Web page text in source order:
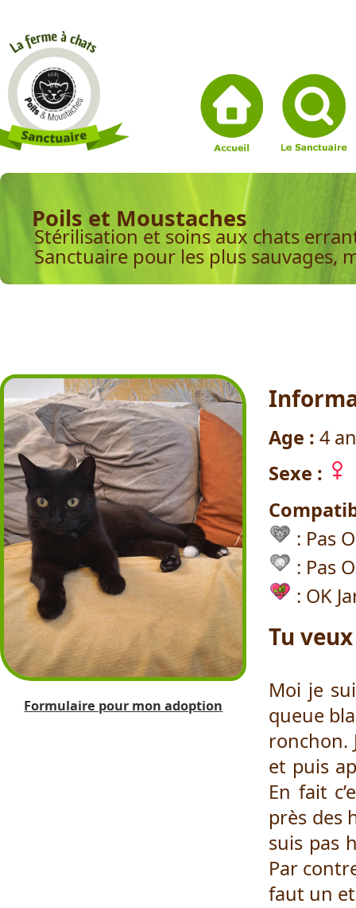
Poils et Moustaches
Stérilisation et soins aux chats
Sanctuaire pour les plus sauvages,
Formulaire pour mon adoption
Age : 4
Sexe :
: Pas
: Pas
: OK
Tu
Moi je
queue
ronchon.
et puis
En fait
près des
suis pas
Par
faut un et